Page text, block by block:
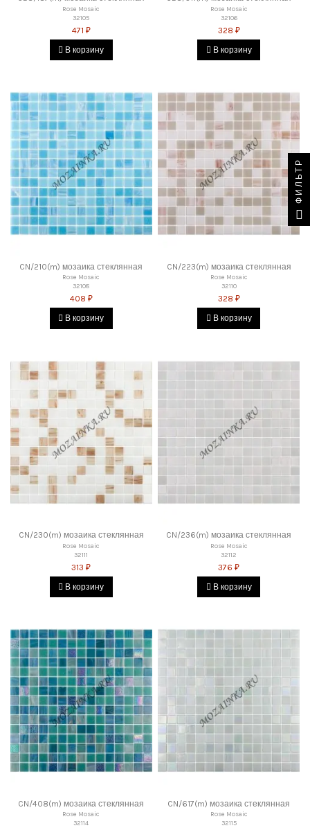
Rose Mosaic
32105
471 ₽
В корзину
Rose Mosaic
32106
328 ₽
В корзину
CN/210(m) мозаика стеклянная
Rose Mosaic
32108
408 ₽
В корзину
CN/223(m) мозаика стеклянная
Rose Mosaic
32110
328 ₽
В корзину
CN/230(m) мозаика стеклянная
Rose Mosaic
32111
313 ₽
В корзину
CN/236(m) мозаика стеклянная
Rose Mosaic
32112
376 ₽
В корзину
CN/408(m) мозаика стеклянная
Rose Mosaic
32114
CN/617(m) мозаика стеклянная
Rose Mosaic
32115
ФИЛЬТР